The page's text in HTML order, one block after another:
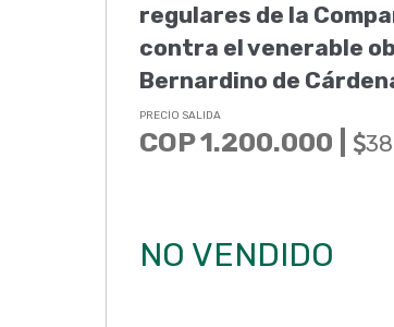
regulares de la
contra el venerable
Bernardino de
PRECIO SALIDA
COP 1.200.000 |
NO VENDIDO